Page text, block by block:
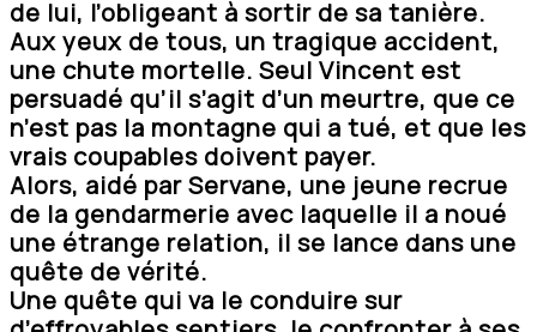
de lui, l’obligeant à sortir de sa tanière.
Aux yeux de tous, un tragique accident,
une chute mortelle. Seul Vincent est
persuadé qu’il s’agit d’un meurtre, que ce
n’est pas la montagne qui a tué, et que les
vrais coupables doivent payer.
Alors, aidé par Servane, une jeune recrue
de la gendarmerie avec laquelle il a noué
une étrange relation, il se lance dans une
quête de vérité.
Une quête qui va le conduire sur